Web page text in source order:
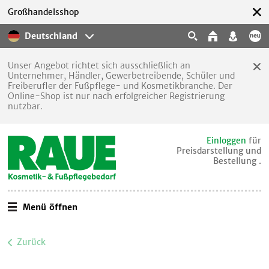
Deutschland
Großhandelsshop
Unser Angebot richtet sich ausschließlich an
Unternehmer, Händler, Gewerbetreibende, Schüler und
Freiberufler der Fußpflege- und Kosmetikbranche. Der
Online-Shop ist nur nach erfolgreicher Registrierung
nutzbar.
Einloggen für
Preisdarstellung und
Bestellung .
Menü öffnen
Zurück